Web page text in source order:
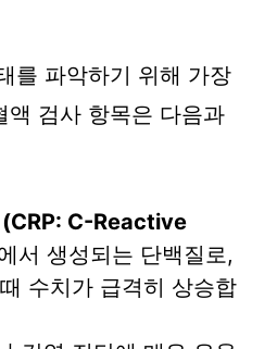
를 파악하기 위해 가장
액 검사 항목은 다음과
C-Reactive
서 생성되는 단백질로,
수치가 급격히 상승합